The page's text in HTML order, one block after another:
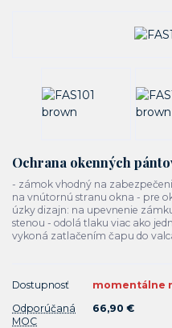
Ochrana okenných
- zámok vhodný na
na vnútornú stranu okna - pre
úzky dizajn: na upevnenie
stenou - odolá tlaku viac ako
vykoná zatlačením čapu do
Dostupnosť
momentálne
Odporúčaná
MOC
66,90 €